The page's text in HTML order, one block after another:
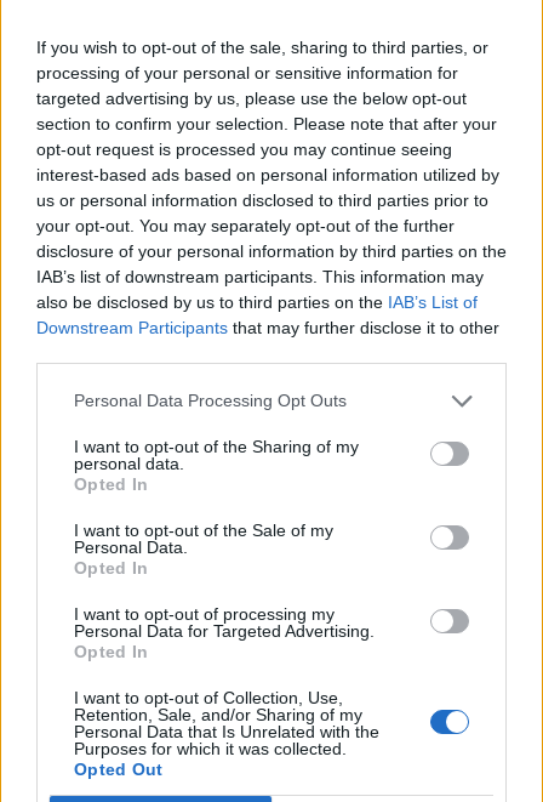
If you wish to opt-out of the sale, sharing to third parties, or
processing of your personal or sensitive information for
targeted advertising by us, please use the below opt-out
section to confirm your selection. Please note that after your
opt-out request is processed you may continue seeing
interest-based ads based on personal information utilized by
us or personal information disclosed to third parties prior to
your opt-out. You may separately opt-out of the further
disclosure of your personal information by third parties on the
IAB’s list of downstream participants. This information may
also be disclosed by us to third parties on the IAB’s List of
Downstream Participants that may further disclose it to other
Personal Data Processing Opt Outs
I want to opt-out of the Sharing of my
personal data.
Opted In
I want to opt-out of the Sale of my
Personal Data.
Opted In
I want to opt-out of processing my
Personal Data for Targeted Advertising.
Opted In
I want to opt-out of Collection, Use,
Retention, Sale, and/or Sharing of my
Personal Data that Is Unrelated with the
Purposes for which it was collected.
Opted Out
αποκατάστασης 113.000
στρεμμάτων μετά την πυρκαγιά –
Παρεμβάσεις πριν τον χειμώνα
06/08/26
Χρ. Δήμας: Στο Εθνικό
Πρόγραμμα Ανάπτυξης η
αναβάθμιση του Αεροδρομίου
Πάρου
06/08/26 13:11
διαφυγής για την ενίσχυση της
| 12:57
«τραπέζι» η ανάπλαση της ΔΕΘ
06/08/26|10:50
διασύνδεση Ελλάδας–Κύπρου: Η
Meridiam αποκτά πλειοψηφικό
ποσοστό στη Great Sea